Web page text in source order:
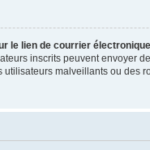
le lien de courrier
inscrits peuvent envoyer
malveillants ou des